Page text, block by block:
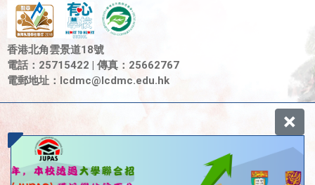
香港北角雲景道18號
電話：25715422 | 傳真：25662767
電郵地址： lcdmc@lcdmc.edu.hk